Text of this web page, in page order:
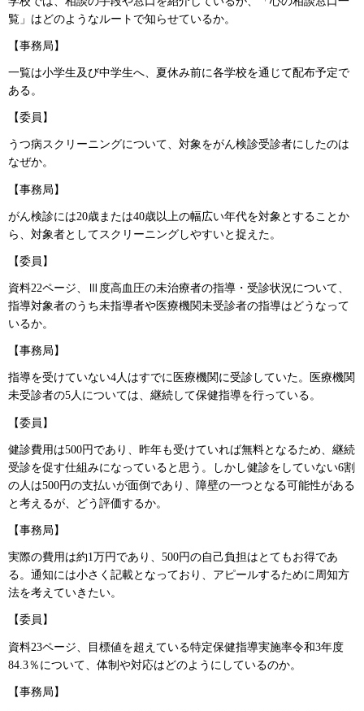
覧」はどのようなルートで知らせているか。
【事務局】
一覧は小学生及び中学生へ、夏休み前に各学校を通じて配布予定で
ある。
【委員】
うつ病スクリーニングについて、対象をがん検診受診者にしたのは
なぜか。
【事務局】
がん検診には20歳または40歳以上の幅広い年代を対象とすることか
ら、対象者としてスクリーニングしやすいと捉えた。
【委員】
資料22ページ、Ⅲ度高血圧の未治療者の指導・受診状況について、
指導対象者のうち未指導者や医療機関未受診者の指導はどうなって
いるか。
【事務局】
指導を受けていない4人はすでに医療機関に受診していた。医療機関
未受診者の5人については、継続して保健指導を行っている。
【委員】
健診費用は500円であり、昨年も受けていれば無料となるため、継続
受診を促す仕組みになっていると思う。しかし健診をしていない6割
の人は500円の支払いが面倒であり、障壁の一つとなる可能性がある
と考えるが、どう評価するか。
【事務局】
実際の費用は約1万円であり、500円の自己負担はとてもお得であ
る。通知には小さく記載となっており、アピールするために周知方
法を考えていきたい。
【委員】
資料23ページ、目標値を超えている特定保健指導実施率令和3年度
84.3％について、体制や対応はどのようにしているのか。
【事務局】